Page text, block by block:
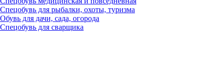
Спецобувь для рыбалки, охоты, туризма
Обувь для дачи, сада, огорода
Спецобувь для сварщика